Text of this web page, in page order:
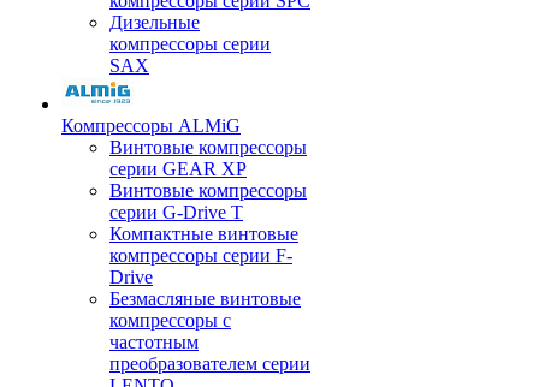
Дизельные
компрессоры серии
SAX
Компрессоры ALMiG
Винтовые компрессоры
серии GEAR XP
Винтовые компрессоры
серии G-Drive T
Компактные винтовые
компрессоры серии F-
Drive
Безмасляные винтовые
компрессоры с
частотным
преобразователем серии